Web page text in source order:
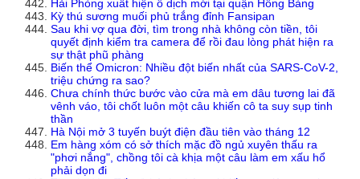
Hải Phòng xuất hiện ổ dịch mới tại quận Hồng Bàng
Kỳ thú sương muối phủ trắng đỉnh Fansipan
Sau khi vợ qua đời, tìm trong nhà không còn tiền, tôi
quyết định kiểm tra camera để rồi đau lòng phát hiện ra
sự thật phũ phàng
Biến thể Omicron: Nhiều đột biến nhất của SARS-CoV-2,
triệu chứng ra sao?
Chưa chính thức bước vào cửa mà em dâu tương lai đã
vênh váo, tôi chốt luôn một câu khiến cô ta suy sụp tinh
thần
Hà Nội mở 3 tuyến buýt điện đầu tiên vào tháng 12
Em hàng xóm có sở thích mặc đồ ngủ xuyên thấu ra
"phơi nắng", chồng tôi cà khịa một câu làm em xấu hổ
phải dọn đi